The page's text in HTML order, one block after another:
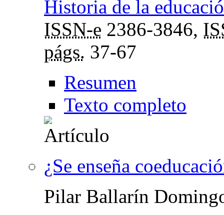
Historia de la
ISSN-e 2386-3846,
págs. 37-67
Resumen
Texto completo
¿Se enseña
Pilar Ballarín